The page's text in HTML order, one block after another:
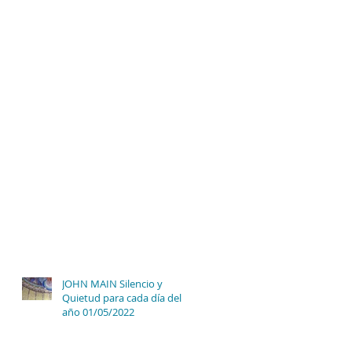
JOHN MAIN Silencio y
Quietud para cada día del
año 01/05/2022